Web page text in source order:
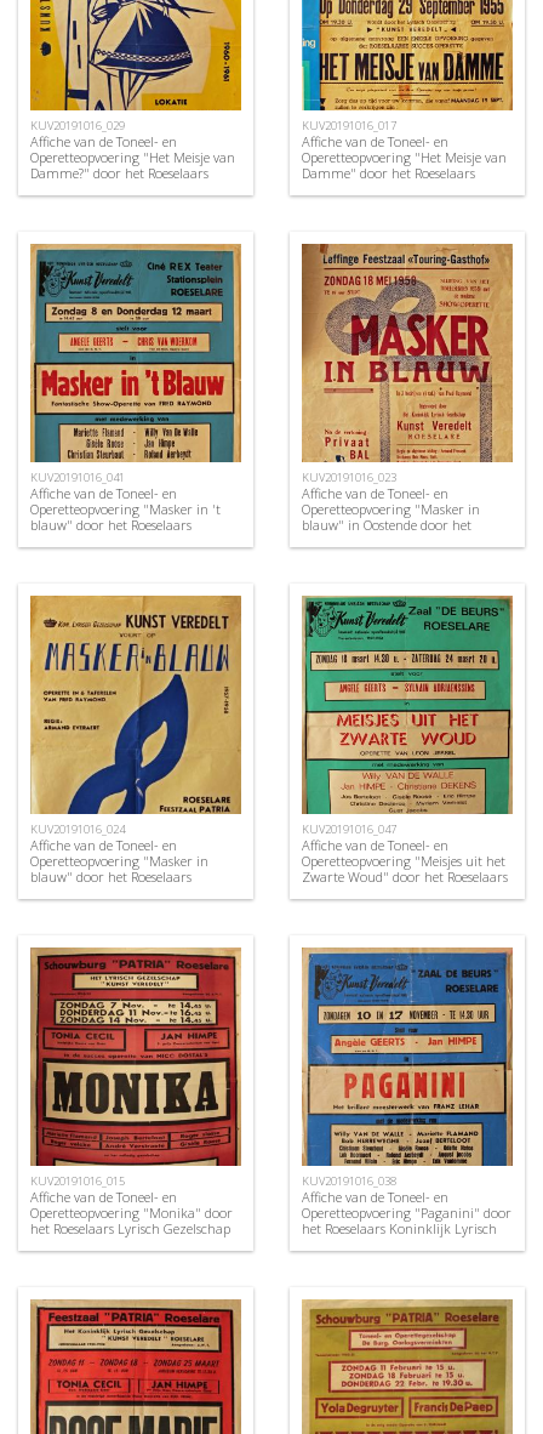
KUV20191016_029
Affiche van de Toneel- en
Operetteopvoering "Het Meisje van
Damme?" door het Roeselaars
KUV20191016_017
Affiche van de Toneel- en
Operetteopvoering "Het Meisje van
Damme" door het Roeselaars
KUV20191016_041
Affiche van de Toneel- en
Operetteopvoering "Masker in 't
blauw" door het Roeselaars
KUV20191016_023
Affiche van de Toneel- en
Operetteopvoering "Masker in
blauw" in Oostende door het
KUV20191016_024
Affiche van de Toneel- en
Operetteopvoering "Masker in
blauw" door het Roeselaars
KUV20191016_047
Affiche van de Toneel- en
Operetteopvoering "Meisjes uit het
Zwarte Woud" door het Roeselaars
KUV20191016_015
Affiche van de Toneel- en
Operetteopvoering "Monika" door
het Roeselaars Lyrisch Gezelschap
KUV20191016_038
Affiche van de Toneel- en
Operetteopvoering "Paganini" door
het Roeselaars Koninklijk Lyrisch